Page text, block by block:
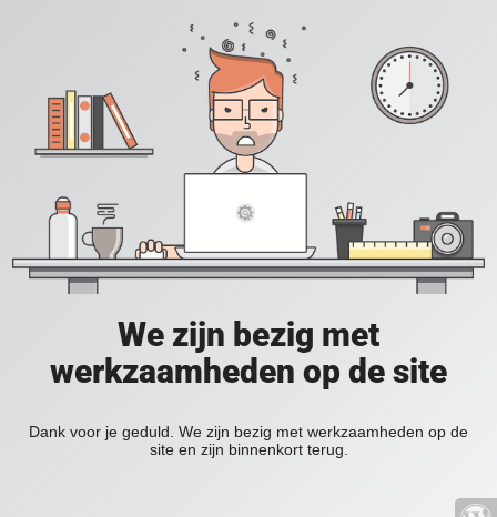
We zijn bezig met
werkzaamheden op de site
Dank voor je geduld. We zijn bezig met werkzaamheden op de
site en zijn binnenkort terug.